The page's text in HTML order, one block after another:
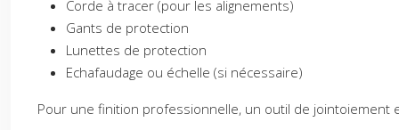
Corde à tracer (pour les alignements)
Gants de protection
Lunettes de protection
Echafaudage ou échelle (si nécessaire)
Pour une finition professionnelle, un outil de